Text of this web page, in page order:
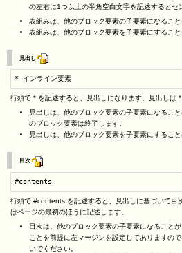
の左右に1つ以上の半角空白文字を記述するとセ
表組みは、他のブロック要素の子要素になること
表組みは、他のブロック要素を子要素にすること
見出し
* インライン要素
行頭で * を記述すると、見出しになります。見出しは
見出しは、他のブロック要素の子要素になるこ
のブロック要素は終了します。
見出しは、他のブロック要素を子要素にすること
目次
#contents
行頭で #contents を記述すると、見出しに基づいて目
はページの最初のほうに記述します。
目次は、他のブロック要素の子要素になること
ことを前提に左マージンを設定してありますの
いでください。